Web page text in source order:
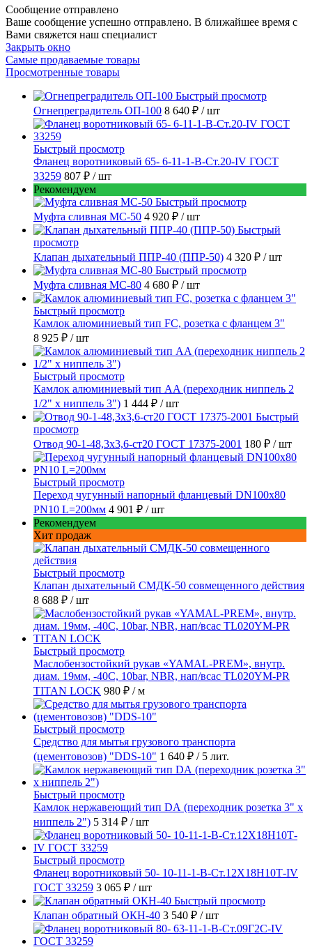
Сообщение отправлено
Ваше сообщение успешно отправлено. В ближайшее время с
Вами свяжется наш специалист
Закрыть окно
Самые продаваемые товары
Просмотренные товары
Быстрый просмотр
Огнепреградитель ОП-100 8 640 ₽ / шт
Быстрый просмотр
Фланец воротниковый 65- 6-11-1-B-Ст.20-IV ГОСТ
33259 807 ₽ / шт
Рекомендуем
Быстрый просмотр
Муфта сливная МС-50 4 920 ₽ / шт
Быстрый
просмотр
Клапан дыхательный ППР-40 (ППР-50) 4 320 ₽ / шт
Быстрый просмотр
Муфта сливная МС-80 4 680 ₽ / шт
Быстрый просмотр
Камлок алюминиевый тип FC, розетка с фланцем 3"
8 925 ₽ / шт
Быстрый просмотр
Камлок алюминиевый тип AA (переходник ниппель 2
1/2" х ниппель 3") 1 444 ₽ / шт
Быстрый
просмотр
Отвод 90-1-48,3х3,6-ст20 ГОСТ 17375-2001 180 ₽ / шт
Быстрый просмотр
Переход чугунный напорный фланцевый DN100х80
PN10 L=200мм 4 901 ₽ / шт
Рекомендуем
Хит продаж
Быстрый просмотр
Клапан дыхательный СМДК-50 совмещенного действия
8 688 ₽ / шт
Быстрый просмотр
Маслобензостойкий рукав «YAMAL-PREM», внутр.
диам. 19мм, -40C, 10bar, NBR, нап/всас TL020YM-PR
TITAN LOCK 980 ₽ / м
Быстрый просмотр
Средство для мытья грузового транспорта
(цементовозов) "DDS-10" 1 640 ₽ / 5 лит.
Быстрый просмотр
Камлок нержавеющий тип DА (переходник розетка 3" х
ниппель 2") 5 314 ₽ / шт
Быстрый просмотр
Фланец воротниковый 50- 10-11-1-B-Ст.12Х18Н10Т-IV
ГОСТ 33259 3 065 ₽ / шт
Быстрый просмотр
Клапан обратный ОКН-40 3 540 ₽ / шт